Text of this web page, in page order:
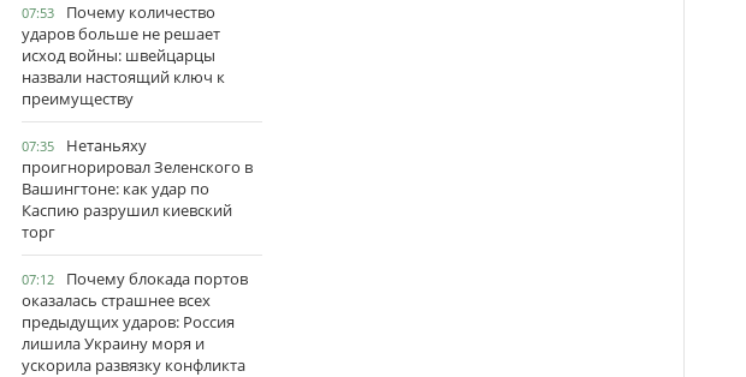
07:53
Почему количество
ударов больше не решает
исход войны: швейцарцы
назвали настоящий ключ к
преимуществу
07:35
Нетаньяху
проигнорировал Зеленского в
Вашингтоне: как удар по
Каспию разрушил киевский
торг
07:12
Почему блокада портов
оказалась страшнее всех
предыдущих ударов: Россия
лишила Украину моря и
ускорила развязку конфликта